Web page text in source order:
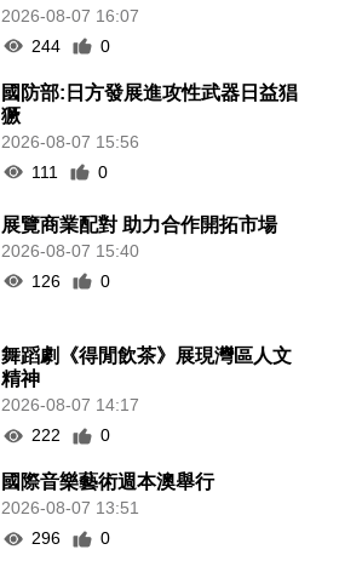
2026-08-07 16:07
244
0
國防部:日方發展進攻性武器日益猖
獗
2026-08-07 15:56
111
0
展覽商業配對 助力合作開拓市場
2026-08-07 15:40
126
0
舞蹈劇《得閒飲茶》展現灣區人文
精神
2026-08-07 14:17
222
0
國際音樂藝術週本澳舉行
2026-08-07 13:51
296
0